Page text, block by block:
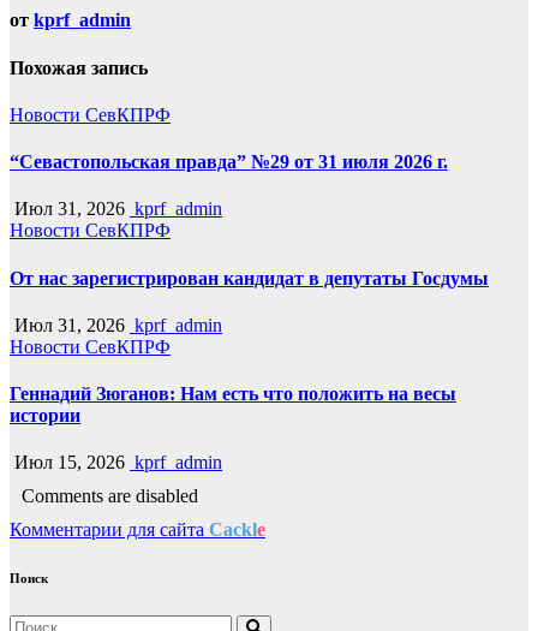
от kprf_admin
Похожая запись
Новости СевКПРФ
“Севастопольская правда” №29 от 31 июля 2026 г.
Июл 31, 2026 kprf_admin
Новости СевКПРФ
От нас зарегистрирован кандидат в депутаты Госдумы
Июл 31, 2026 kprf_admin
Новости СевКПРФ
Геннадий Зюганов: Нам есть что положить на весы
истории
Июл 15, 2026 kprf_admin
Comments are disabled
Комментарии для сайта Cackle
Поиск